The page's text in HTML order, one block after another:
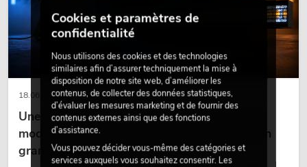
18.06.2026
Une touche rétro dans un design d'éclairage
moderne : pourquoi la lumière chaude fait son
grand retour
Cookies et paramètres de
confidentialité
Nous utilisons des cookies et des technologies
similaires afin d’assurer techniquement la mise à
disposition de notre site web, d’améliorer les
contenus, de collecter des données statistiques,
d’évaluer les mesures marketing et de fournir des
contenus externes ainsi que des fonctions
d’assistance.
Vous pouvez décider vous-même des catégories et
services auxquels vous souhaitez consentir. Les